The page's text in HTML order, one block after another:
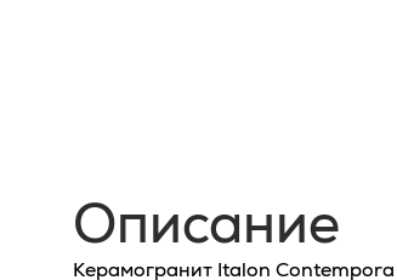
Описание
Керамогранит Italon